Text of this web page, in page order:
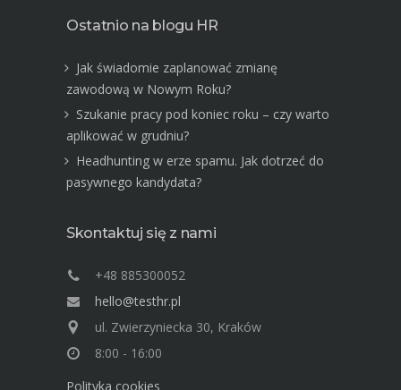
Ostatnio na blogu HR
Jak świadomie zaplanować zmianę
zawodową w Nowym Roku?
Szukanie pracy pod koniec roku – czy warto
aplikować w grudniu?
Headhunting w erze spamu. Jak dotrzeć do
pasywnego kandydata?
Skontaktuj się z nami
+48 885300052
hello@testhr.pl
ul. Zwierzyniecka 30, Kraków
8:00 - 16:00
Polityka cookies